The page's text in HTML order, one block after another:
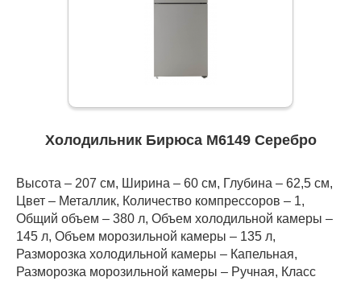
Холодильник Бирюса M6149 Серебро
Высота – 207 см, Ширина – 60 см, Глубина – 62,5 см,
Цвет – Металлик, Количество компрессоров – 1,
Общий объем – 380 л, Объем холодильной камеры –
145 л, Объем морозильной камеры – 135 л,
Разморозка холодильной камеры – Капельная,
Разморозка морозильной камеры – Ручная, Класс